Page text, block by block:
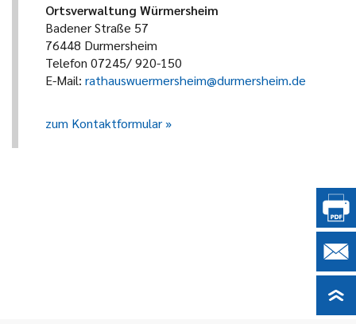
Ortsverwaltung Würmersheim
Badener Straße 57
76448 Durmersheim
Telefon 07245/ 920-150
E-Mail: rathauswuermersheim@durmersheim.de
zum Kontaktformular